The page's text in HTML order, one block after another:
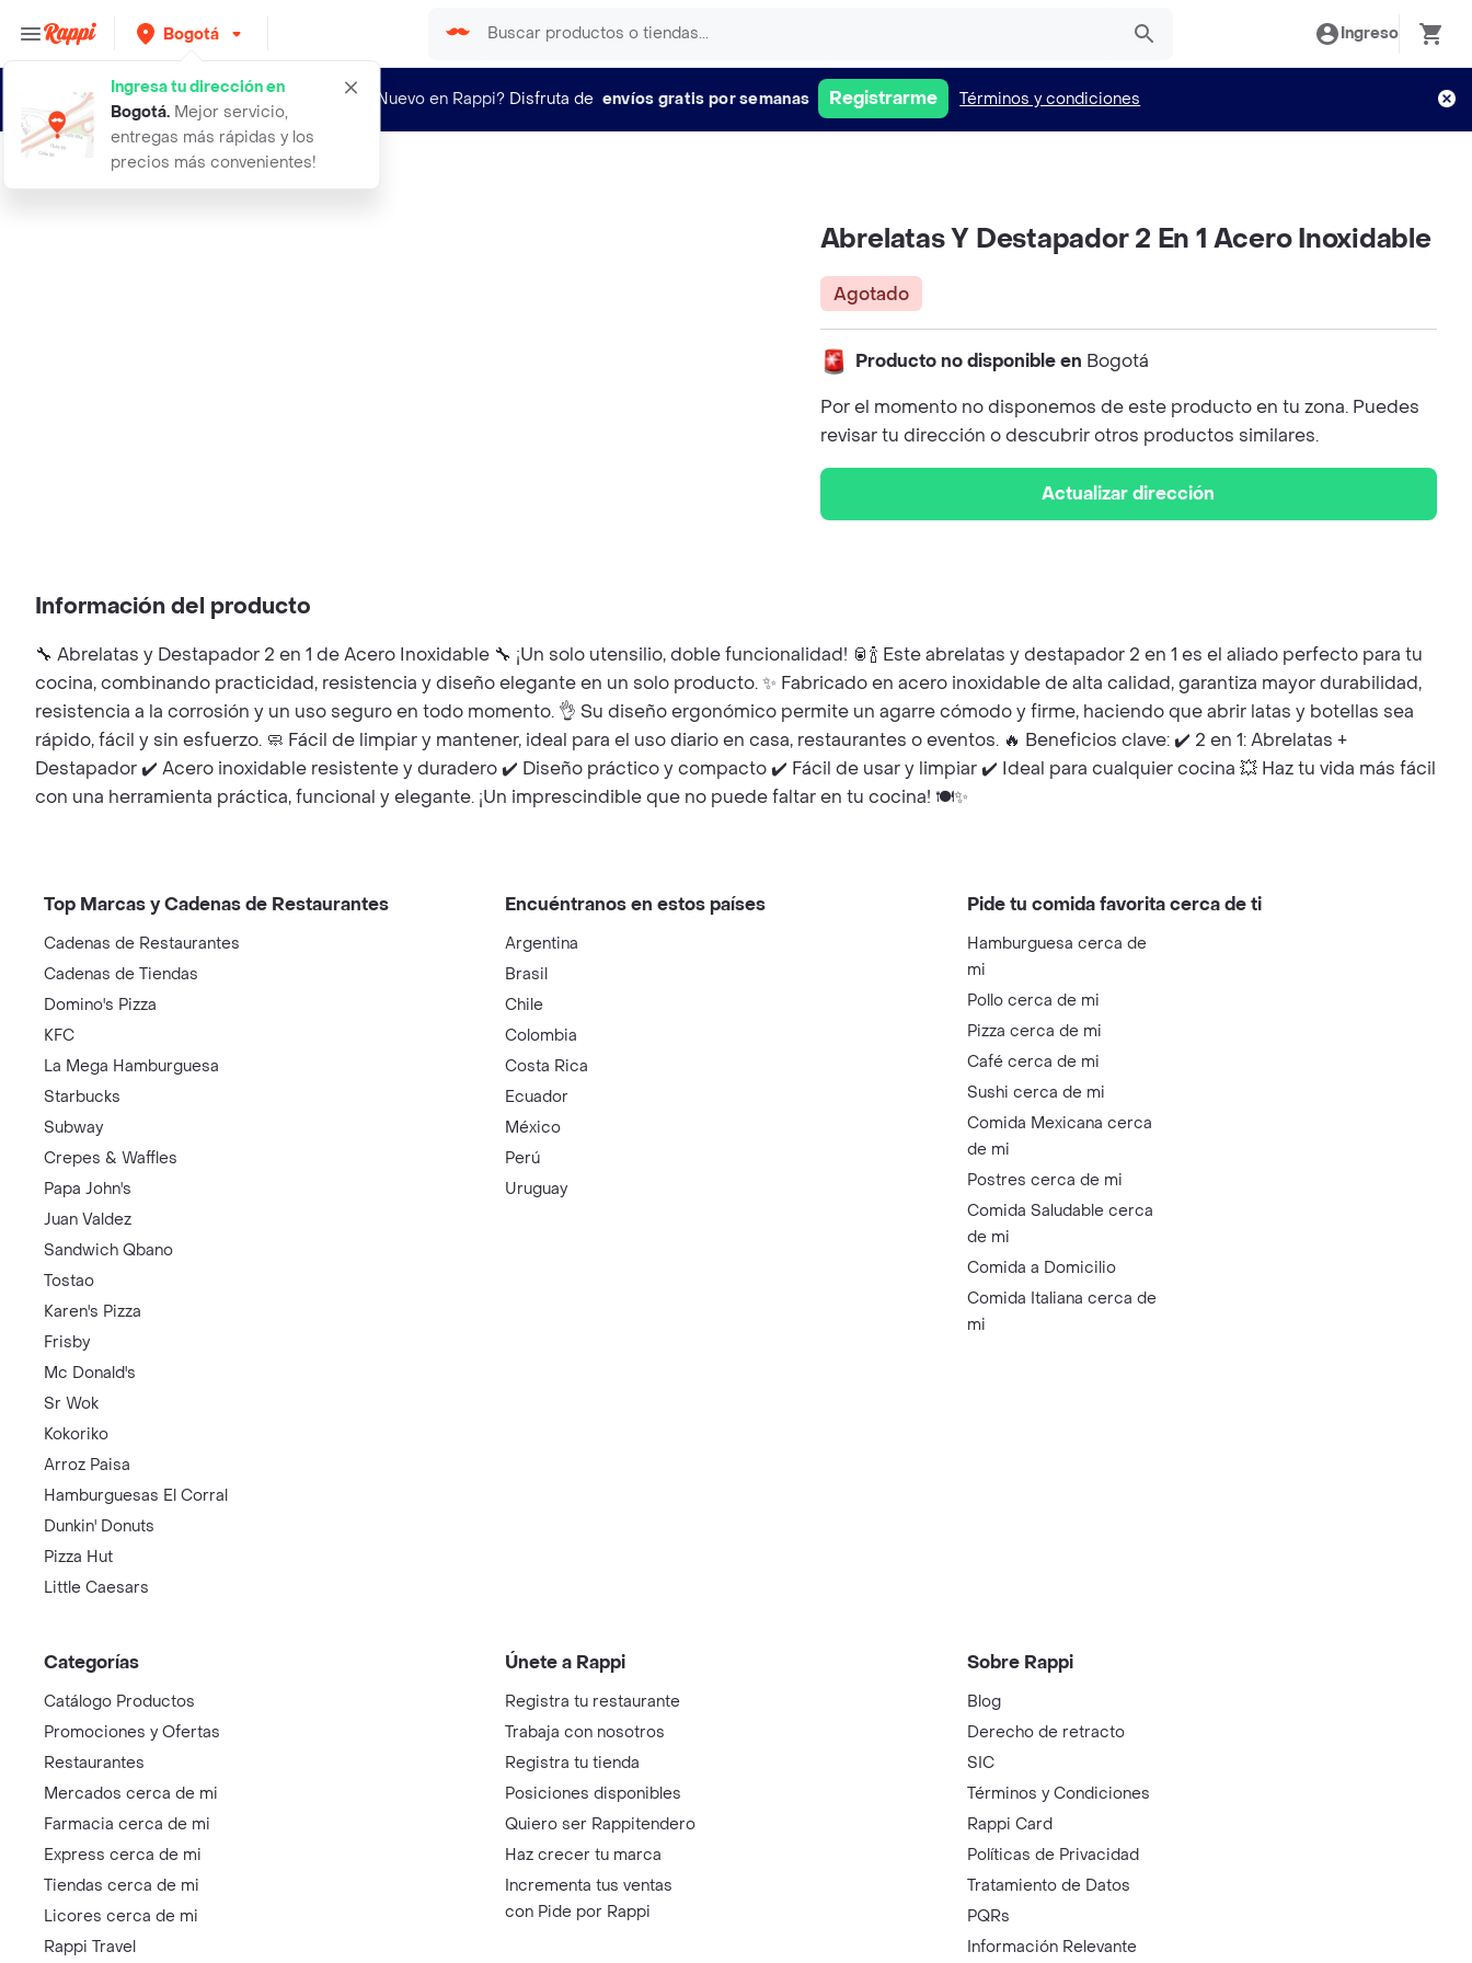
Bogotá
Ingresa tu dirección en
Bogotá. Mejor servicio,
entregas más rápidas y los
precios más convenientes!
Ingreso
¿Nuevo en Rappi? Disfruta de envíos gratis por semanas Registrarme Términos y condiciones
abrelatas y destapador 2 en 1 acero
Abrelatas Y Destapador 2 En 1 Acero Inoxidable
Agotado
Producto no disponible en Bogotá
Por el momento no disponemos de este producto en tu zona. Puedes
revisar tu dirección o descubrir otros productos similares.
Actualizar dirección
Información del producto
🔧 Abrelatas y Destapador 2 en 1 de Acero Inoxidable 🔧 ¡Un solo utensilio, doble funcionalidad! 🥫🍾 Este abrelatas y destapador 2 en 1 es el aliado perfecto para tu
cocina, combinando practicidad, resistencia y diseño elegante en un solo producto. ✨ Fabricado en acero inoxidable de alta calidad, garantiza mayor durabilidad,
resistencia a la corrosión y un uso seguro en todo momento. 👌 Su diseño ergonómico permite un agarre cómodo y firme, haciendo que abrir latas y botellas sea
rápido, fácil y sin esfuerzo. 🧼 Fácil de limpiar y mantener, ideal para el uso diario en casa, restaurantes o eventos. 🔥 Beneficios clave: ✔️ 2 en 1: Abrelatas +
Destapador ✔️ Acero inoxidable resistente y duradero ✔️ Diseño práctico y compacto ✔️ Fácil de usar y limpiar ✔️ Ideal para cualquier cocina 💥 Haz tu vida más fácil
con una herramienta práctica, funcional y elegante. ¡Un imprescindible que no puede faltar en tu cocina! 🍽️✨
Top Marcas y Cadenas de Restaurantes
Cadenas de Restaurantes
Cadenas de Tiendas
Domino's Pizza
KFC
La Mega Hamburguesa
Starbucks
Subway
Crepes & Waffles
Papa John's
Juan Valdez
Sandwich Qbano
Tostao
Karen's Pizza
Frisby
Mc Donald's
Sr Wok
Kokoriko
Arroz Paisa
Hamburguesas El Corral
Dunkin' Donuts
Pizza Hut
Little Caesars
Encuéntranos en estos países
Argentina
Brasil
Chile
Colombia
Costa Rica
Ecuador
México
Perú
Uruguay
Pide tu comida favorita cerca de ti
Hamburguesa cerca de
mi
Pollo cerca de mi
Pizza cerca de mi
Café cerca de mi
Sushi cerca de mi
Comida Mexicana cerca
de mi
Postres cerca de mi
Comida Saludable cerca
de mi
Comida a Domicilio
Comida Italiana cerca de
mi
Categorías
Catálogo Productos
Promociones y Ofertas
Restaurantes
Mercados cerca de mi
Farmacia cerca de mi
Express cerca de mi
Tiendas cerca de mi
Licores cerca de mi
Rappi Travel
Únete a Rappi
Registra tu restaurante
Trabaja con nosotros
Registra tu tienda
Posiciones disponibles
Quiero ser Rappitendero
Haz crecer tu marca
Incrementa tus ventas
con Pide por Rappi
Sobre Rappi
Blog
Derecho de retracto
SIC
Términos y Condiciones
Rappi Card
Políticas de Privacidad
Tratamiento de Datos
PQRs
Información Relevante